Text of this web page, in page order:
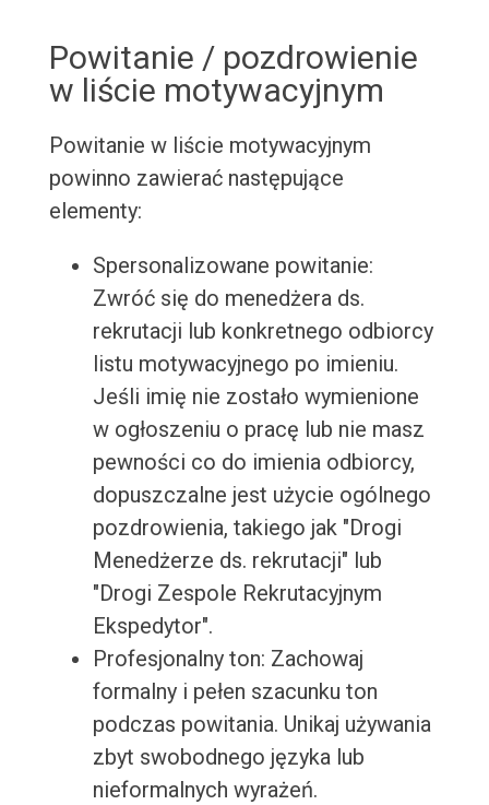
Powitanie / pozdrowienie
w liście motywacyjnym
Powitanie w liście motywacyjnym
powinno zawierać następujące
elementy:
Spersonalizowane powitanie:
Zwróć się do menedżera ds.
rekrutacji lub konkretnego odbiorcy
listu motywacyjnego po imieniu.
Jeśli imię nie zostało wymienione
w ogłoszeniu o pracę lub nie masz
pewności co do imienia odbiorcy,
dopuszczalne jest użycie ogólnego
pozdrowienia, takiego jak "Drogi
Menedżerze ds. rekrutacji" lub
"Drogi Zespole Rekrutacyjnym
Ekspedytor".
Profesjonalny ton: Zachowaj
formalny i pełen szacunku ton
podczas powitania. Unikaj używania
zbyt swobodnego języka lub
nieformalnych wyrażeń.